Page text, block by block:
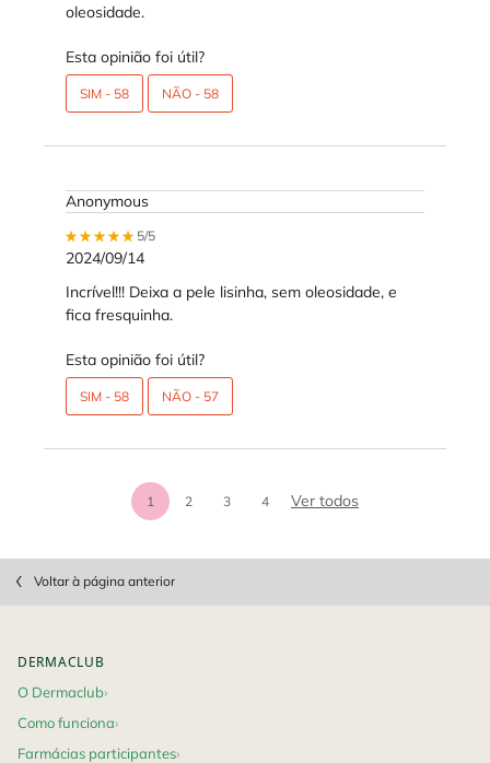
oleosidade.
Esta opinião foi útil?
SIM - 58 NÃO - 58
Anonymous
5 out of 5 stars.
5/5
2024/09/14
Incrível!!! Deixa a pele lisinha, sem oleosidade, e
fica fresquinha.
Esta opinião foi útil?
SIM - 58 NÃO - 57
Page 1 of 4. Current page
1 2 3 4 Ver todos
Voltar à página anterior
DERMACLUB
O Dermaclub
Como funciona
Farmácias participantes